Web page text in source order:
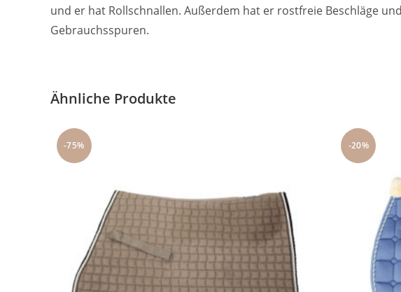
und er hat Rollschnallen. Außerdem hat er rostfreie Beschläge
Gebrauchsspuren.
Ähnliche Produkte
-75% -20%